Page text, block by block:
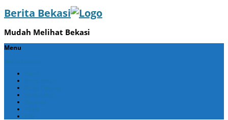
Berita Bekasi
Mudah Melihat Bekasi
Menu
Skip to content
Home
Berita Bekasi
Berita Cikarang
Berita Jabar
Nasional
Politik
ADV